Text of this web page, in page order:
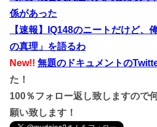
係があった
【速報】IQ148のニートだけど、
の真理」を語るわ
New!! 無題のドキュメントの
た！
100％フォロー返し致しますので
願い致します！